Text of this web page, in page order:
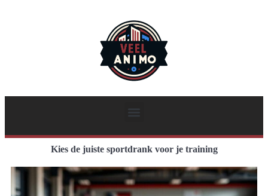
Kies de juiste sportdrank voor je training